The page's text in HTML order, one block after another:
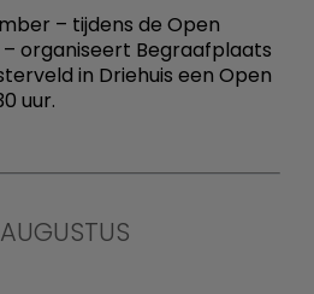
– tijdens de Open
organiseert Begraafplaats
in Driehuis een Open
uur.